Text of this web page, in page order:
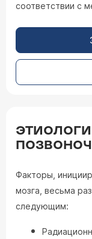
соответствии с
Факторы,
мозга, весьма
следующим: